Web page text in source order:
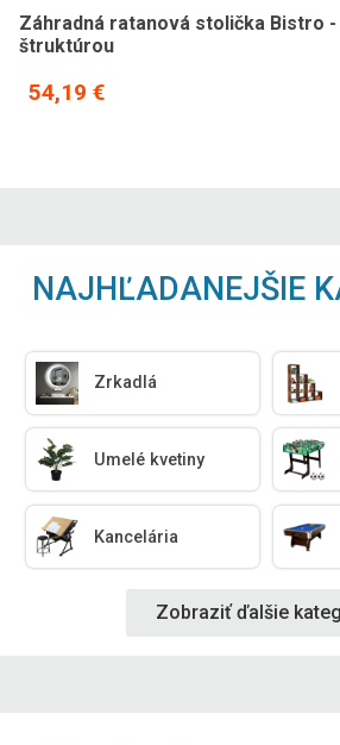
Záhradná ratanová stolička Bistro
štruktúrou
54,19 €
NAJHĽADANEJŠIE
Zrkadlá
Umelé kvetiny
Kancelária
Zobraziť ďalšie